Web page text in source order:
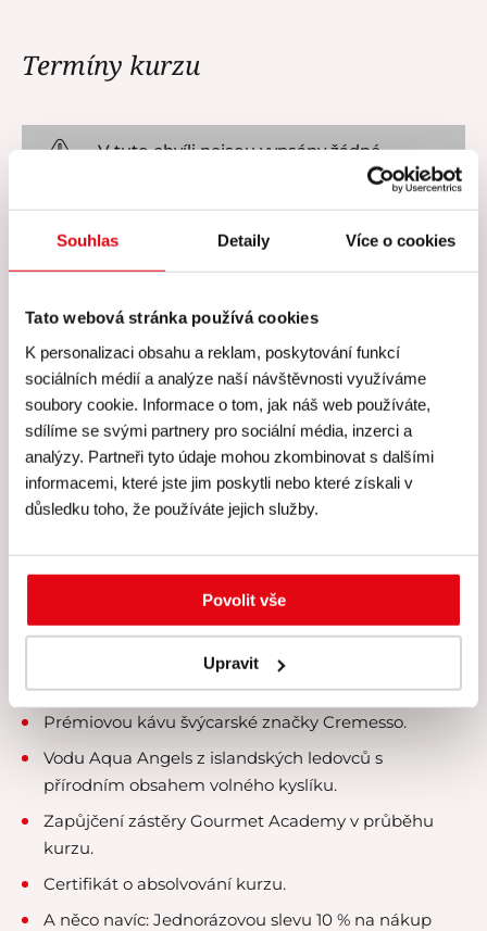
Souhlas Detaily Více o cookies
Tato webová stránka používá cookies
K personalizaci obsahu a reklam, poskytování funkcí
sociálních médií a analýze naší návštěvnosti využíváme
soubory cookie. Informace o tom, jak náš web používáte,
sdílíme se svými partnery pro sociální média, inzerci a
analýzy. Partneři tyto údaje mohou zkombinovat s dalšími
informacemi, které jste jim poskytli nebo které získali v
důsledku toho, že používáte jejich služby.
Povolit vše
Upravit
Termíny kurzu
V tuto chvíli nejsou vypsány žádné
Cena všech kurzů zahrnuje
Cena všech našich kurzů
zahrnuje
Skutečně individuální péči lektora a personálu –
kurzy koncipujeme pro maximálně 8 účastníků.
Veškeré suroviny, u nichž klademe velký důraz na
Kvalitní rozlévané víno.
Nabídku konzumace exkluzivních směsí ruských
čajů Kusmi Tea.
Prémiovou kávu švýcarské značky Cremesso.
Vodu Aqua Angels z islandských ledovců s
přírodním obsahem volného kyslíku.
Zapůjčení zástěry Gourmet Academy v průběhu
kurzu.
Certifikát o absolvování kurzu.
A něco navíc: Jednorázovou slevu 10 % na nákup